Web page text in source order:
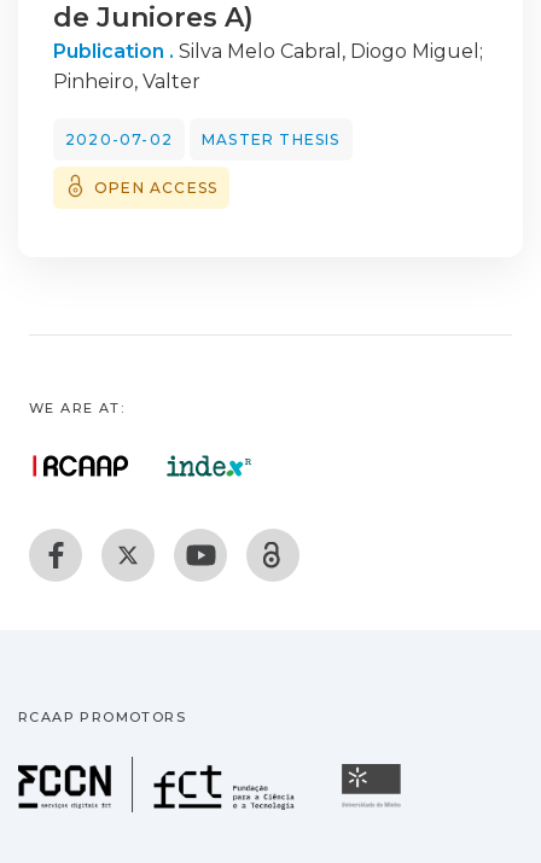
de Juniores A)
Publication . Silva Melo Cabral, Diogo Miguel ;
Pinheiro, Valter
2020-07-02 MASTER THESIS
OPEN ACCESS
WE ARE AT:
RCAAP PROMOTORS
Fundação para a